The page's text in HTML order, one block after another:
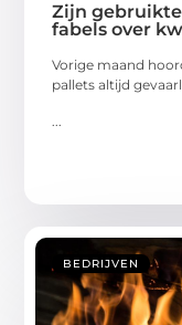
Zijn
fabels over
Vorige maand
pallets altijd
BEDRIJVEN